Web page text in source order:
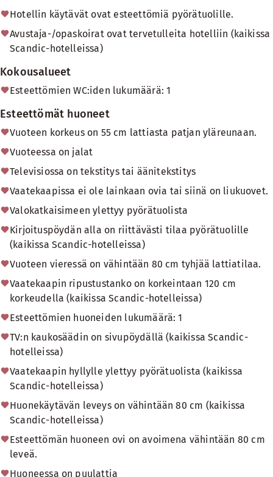
Hotellin käytävät ovat esteettömiä pyörätuolille.
Avustaja-/opaskoirat ovat tervetulleita hotelliin (kaikissa
Scandic-hotelleissa)
Kokousalueet
Esteettömien WC:iden lukumäärä: 1
Esteettömät huoneet
Vuoteen korkeus on 55 cm lattiasta patjan yläreunaan.
Vuoteessa on jalat
Televisiossa on tekstitys tai äänitekstitys
Vaatekaapissa ei ole lainkaan ovia tai siinä on liukuovet.
Valokatkaisimeen ylettyy pyörätuolista
Kirjoituspöydän alla on riittävästi tilaa pyörätuolille
(kaikissa Scandic-hotelleissa)
Vuoteen vieressä on vähintään 80 cm tyhjää lattiatilaa.
Vaatekaapin ripustustanko on korkeintaan 120 cm
korkeudella (kaikissa Scandic-hotelleissa)
Esteettömien huoneiden lukumäärä: 1
TV:n kaukosäädin on sivupöydällä (kaikissa Scandic-
hotelleissa)
Vaatekaapin hyllylle ylettyy pyörätuolista (kaikissa
Scandic-hotelleissa)
Huonekäytävän leveys on vähintään 80 cm (kaikissa
Scandic-hotelleissa)
Esteettömän huoneen ovi on avoimena vähintään 80 cm
leveä.
Huoneessa on puulattia